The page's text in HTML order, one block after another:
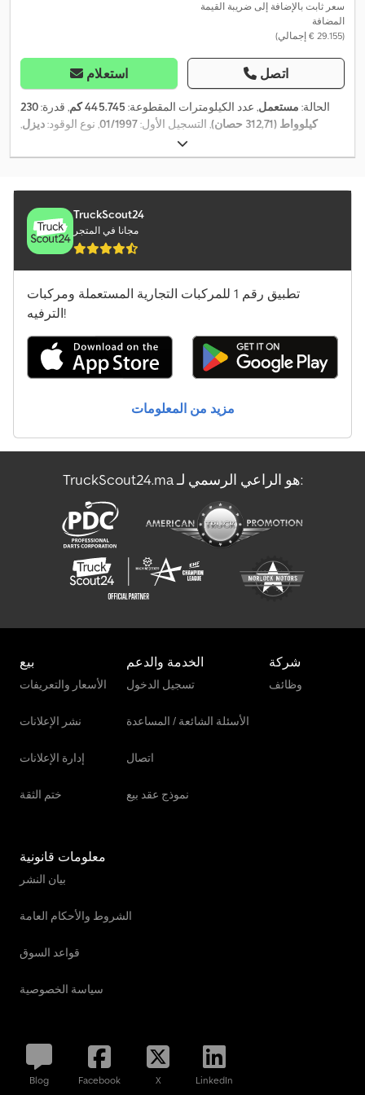
سعر ثابت بالإضافة إلى ضريبة القيمة
المضافة
(‏29.155 € إجمالي)
استعلام اتصل
الحالة: مستعمل, عدد الكيلومترات المقطوعة: 445.745 كم , قدرة:230
كيلوواط (312,71 حصان)
, التسجيل الأول:01/1997, نوع الوقود:ديزل,
, تكوين المحور:
(TÜV):08/2025 , لون:أخضر, نوع التروس:ميكانيكي ,
TruckScout24
مجانا في المتجر
تطبيق رقم 1 للمركبات التجارية المستعملة ومركبات
الترفيه!
مزيد من المعلومات
TruckScout24.ma هو الراعي الرسمي لـ:
بيع
الأسعار والتعريفات
نشر الإعلانات
إدارة الإعلانات
ختم الثقة
الخدمة والدعم
تسجيل الدخول
الأسئلة الشائعة / المساعدة
اتصال
نموذج عقد بيع
شركة
وظائف
معلومات قانونية
بيان النشر
الشروط والأحكام العامة
قواعد السوق
سياسة الخصوصية
Blog Facebook X LinkedIn